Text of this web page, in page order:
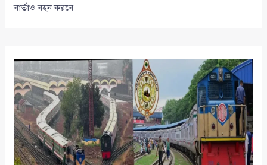
বার্তাও বহন করবে।